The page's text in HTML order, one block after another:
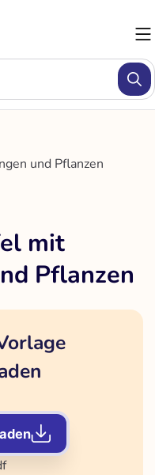
und Pflanzen
mit
Pflanzen